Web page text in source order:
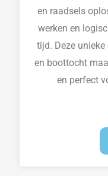
en raadsels
werken en
tijd. Deze
en boottocht
en perfect